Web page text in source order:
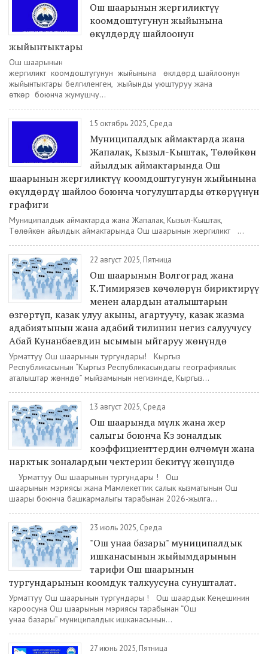
Ош шаарынын жергиликтүү
коомдоштугунун жыйынына
өкүлдөрдү шайлоонун
жыйынтыктары
Ош шаарынын
жергиликтүү коомдоштугунун жыйынына өкүлдөрдү шайлоонун
жыйынтыктары белгиленген, жыйынды уюштуруу жана
өткөрүү боюнча жумушчу...
15 октябрь 2025, Среда
Муниципалдык аймактарда жана
Жапалак, Кызыл-Кыштак, Төлөйкөн
айылдык аймактарында Ош
шаарынын жергиликтүү коомдоштугунун жыйынына
өкүлдөрдү шайлоо боюнча чогулуштарды өткөрүүнүн
графиги
Муниципалдык аймактарда жана Жапалак, Кызыл-Кыштак,
Төлөйкөн айылдык аймактарында Ош шаарынын жергиликтүү ...
22 август 2025, Пятница
Ош шаарынын Волгоград жана
К.Тимирязев көчөлөрүн бириктирүү
менен алардын аталыштарын
өзгөртүп, казак улуу акыны, агартуучу, казак жазма
адабиятынын жана адабий тилинин негиз салуучусу
Абай Кунанбаевдин ысымын ыйгаруу жөнүндө
Урматтуу Ош шаарынын тургундары! Кыргыз
Республикасынын “Кыргыз Республикасындагы географиялык
аталыштар жөнүндө” мыйзамынын негизинде, Кыргыз...
13 август 2025, Среда
Ош шаарында мүлк жана жер
салыгы боюнча Кз зоналдык
коэффициенттердин өлчөмүн жана
нарктык зоналардын чектерин бекитүү жөнүндө
Урматтуу Ош шаарынын тургундары ! Ош
шаарынын мэриясы жана Мамлекеттик салык кызматынын Ош
шаары боюнча башкармалыгы тарабынан 2026-жылга...
23 июль 2025, Среда
"Ош унаа базары" муниципалдык
ишканасынын жыйымдарынын
тарифи Ош шаарынын
тургундарынын коомдук талкуусуна сунушталат.
Урматтуу Ош шаарынын тургундары ! Ош шаардык Кеңешинин
кароосуна Ош шаарынын мэриясы тарабынан “Ош
унаа базары” муниципалдык ишканасынын...
27 июнь 2025, Пятница